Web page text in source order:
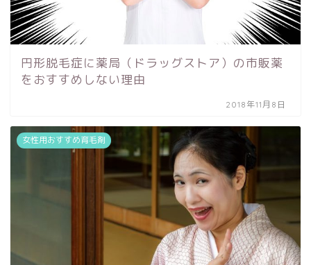
円形脱毛症に薬局（ドラッグストア）の市販薬
をおすすめしない理由
2018年11月8日
女性用おすすめ育毛剤